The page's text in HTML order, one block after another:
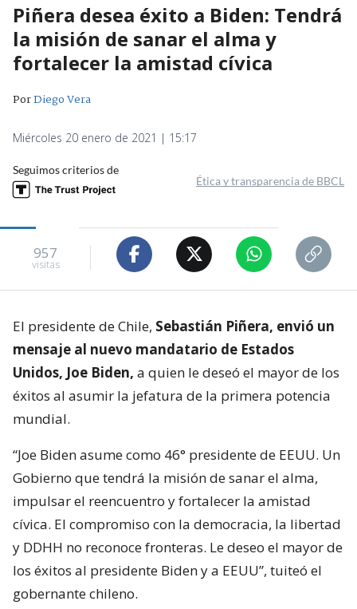
Piñera desea éxito a Biden: Tendrá
la misión de sanar el alma y
fortalecer la amistad cívica
PorDiego Vera
Miércoles 20 enero de 2021 | 15:17
Seguimos criterios de
Ética y transparencia de BBCL
957
visitas
El presidente de Chile, Sebastián Piñera, envió un
mensaje al nuevo mandatario de Estados
Unidos, Joe Biden, a quien le deseó el mayor de los
éxitos al asumir la jefatura de la primera potencia
mundial.
“Joe Biden asume como 46° presidente de EEUU. Un
Gobierno que tendrá la misión de sanar el alma,
impulsar el reencuentro y fortalecer la amistad
cívica. El compromiso con la democracia, la libertad
y DDHH no reconoce fronteras. Le deseo el mayor de
los éxitos al presidente Biden y a EEUU”, tuiteó el
gobernante chileno.